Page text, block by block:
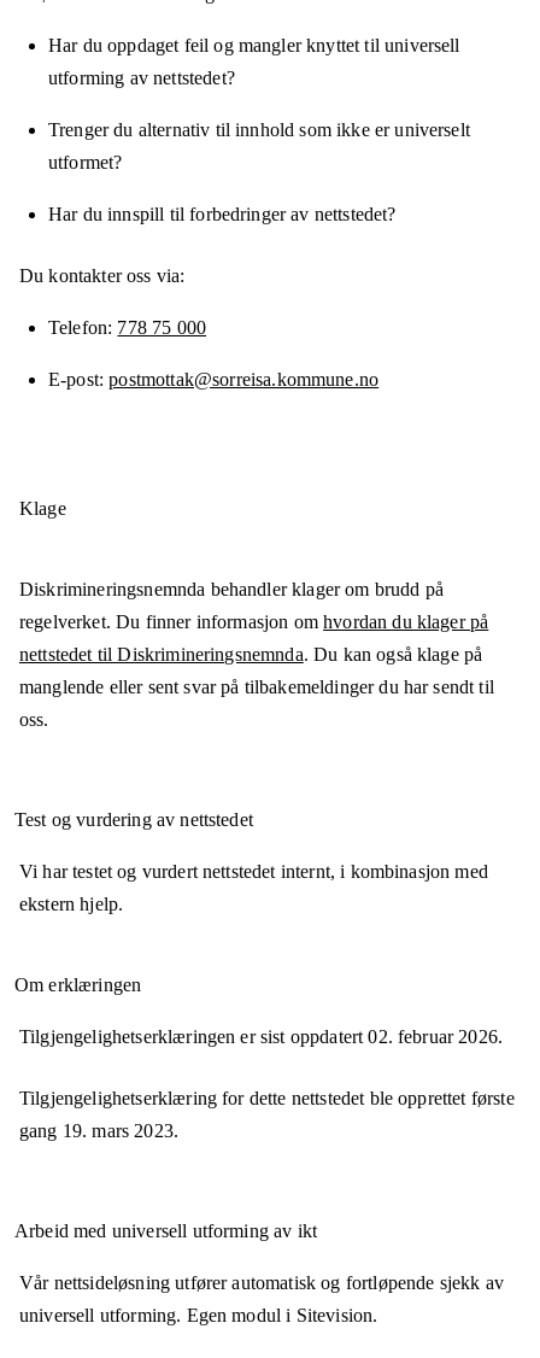
Har du oppdaget feil og mangler knyttet til universell
utforming av nettstedet?
Trenger du alternativ til innhold som ikke er universelt
utformet?
Har du innspill til forbedringer av nettstedet?
Du kontakter oss via:
Telefon 778 75 000
E-post postmottak@sorreisa.kommune.no
Klage
Diskrimineringsnemnda behandler klager om brudd på
regelverket. Du finner informasjon omhvordan du klager på
nettstedet til Diskrimineringsnemnda. Du kan også klage på
manglende eller sent svar på tilbakemeldinger du har sendt til
oss.
Test og vurdering av nettstedet
Vi har testet og vurdert nettstedet internt, i kombinasjon med
ekstern hjelp.
Om erklæringen
Tilgjengelighetserklæringen er sist oppdatert02. februar 2026.
Tilgjengelighetserklæring for dette nettstedet ble opprettet første
gang 19. mars 2023.
Arbeid med universell utforming av ikt
Vår nettsideløsning utfører automatisk og fortløpende sjekk av
universell utforming. Egen modul i Sitevision.